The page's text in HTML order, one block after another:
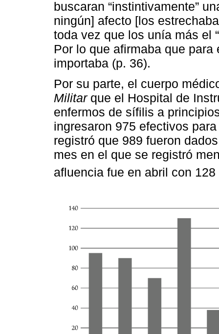
buscaran “instintivamente”
ningún] afecto [los
toda vez que los unía más el
Por lo que afirmaba que para
importaba (p. 36).
Por su parte, el cuerpo
Militarque el Hospital de
enfermos de sífilis a
ingresaron 975 efectivos
registró que 989 fueron
mes en el que se registró
afluencia fue en abril con